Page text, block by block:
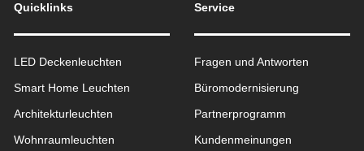
Quicklinks
LED Deckenleuchten
Smart Home Leuchten
Architekturleuchten
Wohnraum­leuchten
Service
Fragen und Antworten
Büromodernisierung
Partnerprogramm
Kundenmeinungen